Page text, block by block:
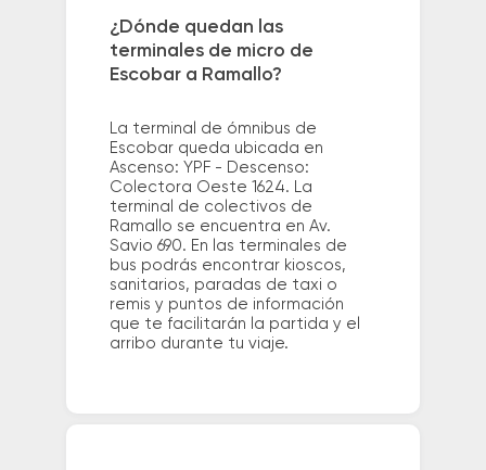
¿Dónde quedan las
terminales de micro de
Escobar a Ramallo?
La terminal de ómnibus de
Escobar queda ubicada en
Ascenso: YPF - Descenso:
Colectora Oeste 1624. La
terminal de colectivos de
Ramallo se encuentra en Av.
Savio 690. En las terminales de
bus podrás encontrar kioscos,
sanitarios, paradas de taxi o
remis y puntos de información
que te facilitarán la partida y el
arribo durante tu viaje.